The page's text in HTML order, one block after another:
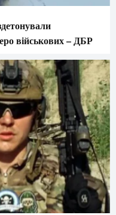
військових – ДБР